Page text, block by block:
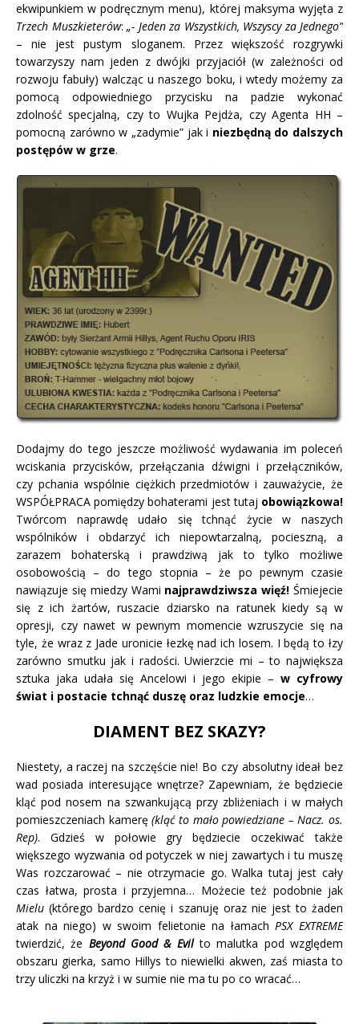
ekwipunkiem w podręcznym menu), której maksyma wyjęta z
Trzech Muszkieterów: „- Jeden za Wszystkich, Wszyscy za Jednego”
– nie jest pustym sloganem. Przez większość rozgrywki
towarzyszy nam jeden z dwójki przyjaciół (w zależności od
rozwoju fabuły) walcząc u naszego boku, i wtedy możemy za
pomocą odpowiedniego przycisku na padzie wykonać
zdolność specjalną, czy to Wujka Pejdża, czy Agenta HH –
pomocną zarówno w „zadymie” jak i niezbędną do dalszych
postępów w grze.
Dodajmy do tego jeszcze możliwość wydawania im poleceń
wciskania przycisków, przełączania dźwigni i przełączników,
czy pchania wspólnie ciężkich przedmiotów i zauważycie, że
WSPÓŁPRACA pomiędzy bohaterami jest tutaj obowiązkowa!
Twórcom naprawdę udało się tchnąć życie w naszych
wspólników i obdarzyć ich niepowtarzalną, pocieszną, a
zarazem bohaterską i prawdziwą jak to tylko możliwe
osobowością – do tego stopnia – że po pewnym czasie
nawiązuje się miedzy Wami najprawdziwsza więź! Śmiejecie
się z ich żartów, ruszacie dziarsko na ratunek kiedy są w
opresji, czy nawet w pewnym momencie wzruszycie się na
tyle, że wraz z Jade uronicie łezkę nad ich losem. I będą to łzy
zarówno smutku jak i radości. Uwierzcie mi – to największa
sztuka jaka udała się Ancelowi i jego ekipie – w cyfrowy
świat i postacie tchnąć duszę oraz ludzkie emocje…
DIAMENT BEZ SKAZY?
Niestety, a raczej na szczęście nie! Bo czy absolutny ideał bez
wad posiada interesujące wnętrze? Zapewniam, że będziecie
kląć pod nosem na szwankującą przy zbliżeniach i w małych
pomieszczeniach kamerę(kląć to mało powiedziane – Nacz. os.
Rep). Gdzieś w połowie gry będziecie oczekiwać także
większego wyzwania od potyczek w niej zawartych i tu muszę
Was rozczarować – nie otrzymacie go. Walka tutaj jest cały
czas łatwa, prosta i przyjemna… Możecie też podobnie jak
Mielu (którego bardzo cenię i szanuję oraz nie jest to żaden
atak na niego) w swoim felietonie na łamachPSX EXTREME
twierdzić, że Beyond Good & Evilto malutka pod względem
obszaru gierka, samo Hillys to niewielki akwen, zaś miasta to
trzy uliczki na krzyż i w sumie nie ma tu po co wracać…